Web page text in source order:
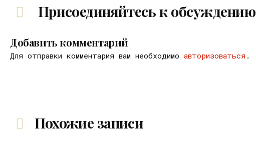
Присоединяйтесь к обсуждению
Добавить комментарий
Для отправки комментария вам необходимо авторизоваться .
Похожие записи